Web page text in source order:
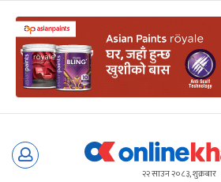
Skip
२२ साउन २०८३, शुक्रबार